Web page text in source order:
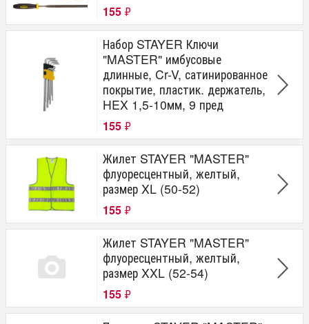
155 ₽
Набор STAYER Ключи
"MASTER" имбусовые
длинные, Cr-V, сатинированное
покрытие, пластик. держатель,
HEX 1,5-10мм, 9 пред
155 ₽
Жилет STAYER "MASTER"
флуоресцентный, желтый,
размер XL (50-52)
155 ₽
Жилет STAYER "MASTER"
флуоресцентный, желтый,
размер XXL (52-54)
155 ₽